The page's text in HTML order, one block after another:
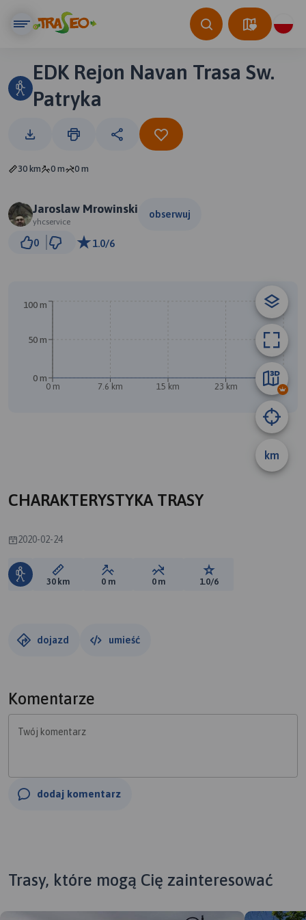
EDK Rejon Navan Trasa Sw.
Patryka
30 km 0 m 0 m
Jaroslaw Mrowinski
yhcservice
obserwuj
0 1.0/6
km
0 m 7.6 km 15 km 23 km 30 km
0 m
50 m
100 m
CHARAKTERYSTYKA TRASY
2020-02-24
Długość trasy:
30 km Suma przewyższeń:
0 m Suma spadków:
0 m Ocena trasy:
1.0/6
dojazd umieść
Komentarze
Twój komentarz
dodaj komentarz
Trasy, które mogą Cię zainteresować